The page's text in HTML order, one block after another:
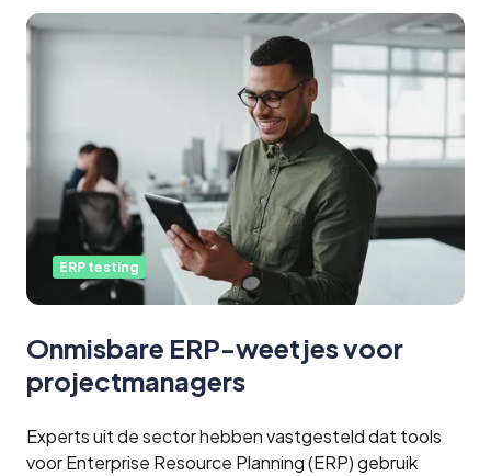
Onmisbare ERP-weetjes voor
projectmanagers
Experts uit de sector hebben vastgesteld dat tools
voor Enterprise Resource Planning (ERP) gebruik
ERP testing